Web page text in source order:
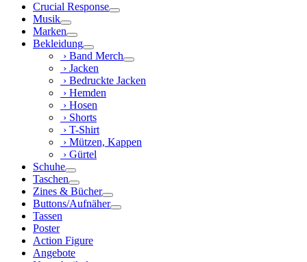
Crucial Response
Musik
Marken
Bekleidung
› Band Merch
› Jacken
› Bedruckte Jacken
› Hemden
› Hosen
› Shorts
› T-Shirt
› Mützen, Kappen
› Gürtel
Schuhe
Taschen
Zines & Bücher
Buttons/Aufnäher
Tassen
Poster
Action Figure
Angebote